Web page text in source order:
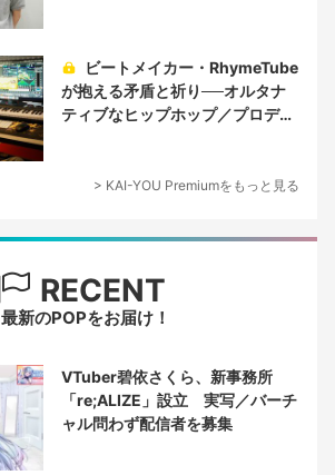
が抱える矛盾と祈り──オルタナ
ティブなヒップホップ／プロデュ
> KAI-YOU Premiumをもっと見る
RECENT
最新のPOPをお届け！
VTuber碧依さくら、新事務所
「re;ALIZE」設立 実写／バーチ
ャル問わず配信者を募集